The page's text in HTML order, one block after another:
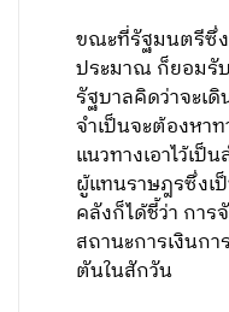
ขณะที่รัฐมนตรีซึ่
ประมาณ ก็ยอมรั
รัฐบาลคิดว่าจะเ
จำเป็นจะต้องหา
แนวทางเอาไว้เ
ผู้แทนราษฎรซึ่งเ
คลังก็ได้ชี้ว่า กา
สถานะการเงินก
ตันในสักวัน